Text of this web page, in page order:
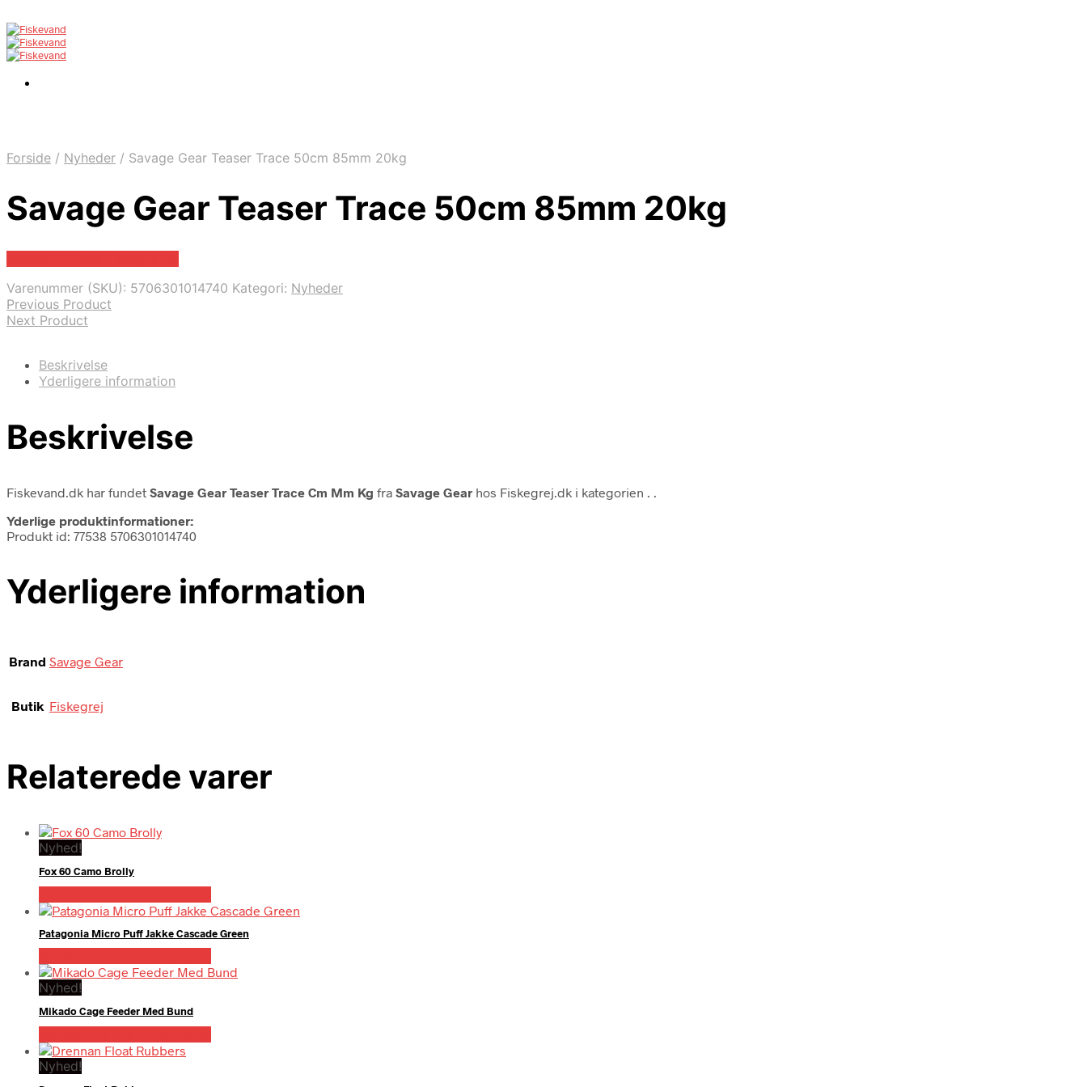
Forside / Nyheder / Savage Gear Teaser Trace 50cm 85mm 20kg
Savage Gear Teaser Trace 50cm 85mm 20kg
Varenummer (SKU): 5706301014740 Kategori: Nyheder
Previous Product
Next Product
Beskrivelse
Yderligere information
Beskrivelse
Fiskevand.dk har fundet Savage Gear Teaser Trace Cm Mm Kg fra Savage Gear hos Fiskegrej.dk i kategorien
Yderlige produktinformationer:
Produkt id: 77538 5706301014740
Yderligere information
Brand Savage Gear
Butik Fiskegrej
Relaterede varer
Nyhed!
Fox 60 Camo Brolly
Patagonia Micro Puff Jakke Cascade Green
Nyhed!
Mikado Cage Feeder Med Bund
Nyhed!